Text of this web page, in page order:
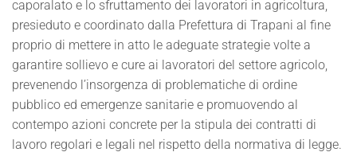
caporalato e lo sfruttamento dei lavoratori in agricoltura,
presieduto e coordinato dalla Prefettura di Trapani al fine
proprio di mettere in atto le adeguate strategie volte a
garantire sollievo e cure ai lavoratori del settore agricolo,
prevenendo l’insorgenza di problematiche di ordine
pubblico ed emergenze sanitarie e promuovendo al
contempo azioni concrete per la stipula dei contratti di
lavoro regolari e legali nel rispetto della normativa di legge.